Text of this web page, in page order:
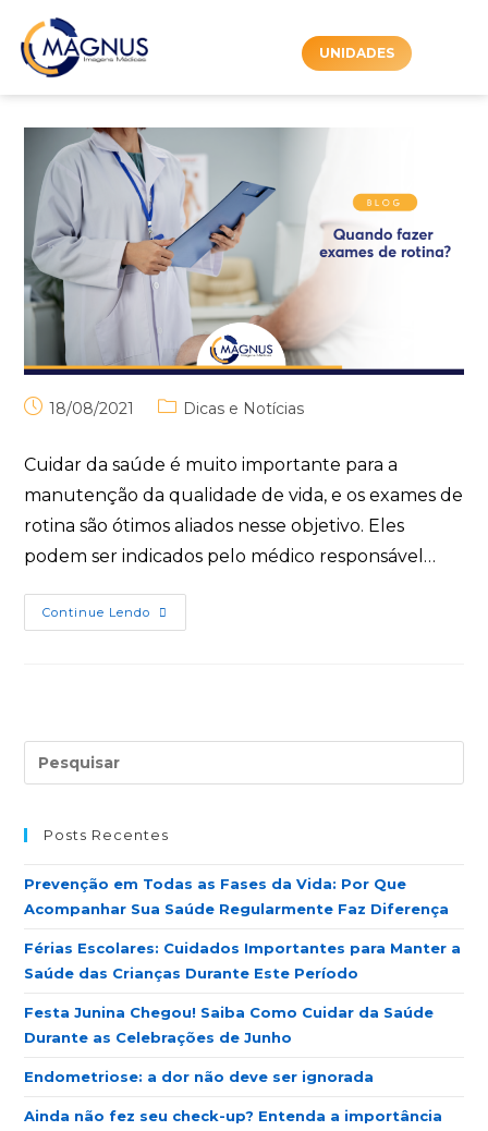
UNIDADES
18/08/2021 Dicas e Notícias
Cuidar da saúde é muito importante para a
manutenção da qualidade de vida, e os exames de
rotina são ótimos aliados nesse objetivo. Eles
podem ser indicados pelo médico responsável…
Continue Lendo
Posts Recentes
Prevenção em Todas as Fases da Vida: Por Que
Acompanhar Sua Saúde Regularmente Faz Diferença
Férias Escolares: Cuidados Importantes para Manter a
Saúde das Crianças Durante Este Período
Festa Junina Chegou! Saiba Como Cuidar da Saúde
Durante as Celebrações de Junho
Endometriose: a dor não deve ser ignorada
Ainda não fez seu check-up? Entenda a importância